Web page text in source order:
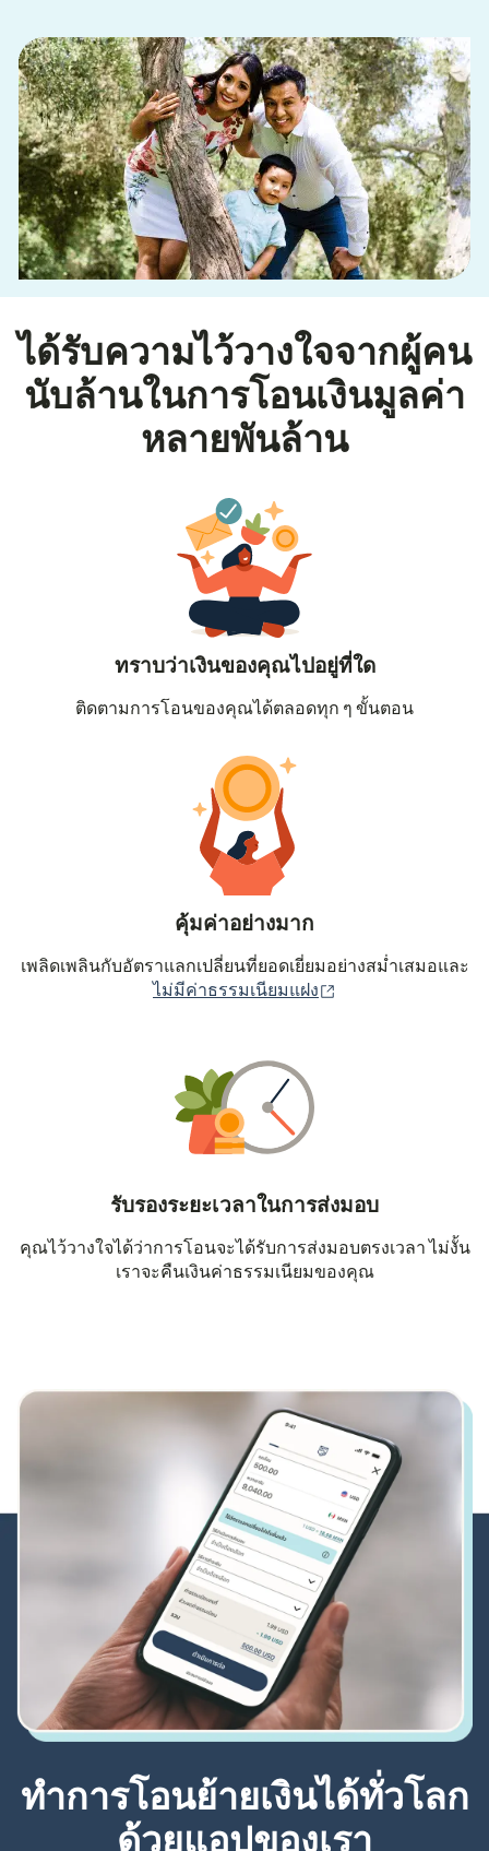
ได้รับความไว้วางใจจากผู้คน
นับล้านในการโอนเงินมูลค่า
หลายพันล้าน
ทราบว่าเงินของคุณไปอยู่ที่ใด
ติดตามการโอนของคุณได้ตลอดทุก ๆ ขั้นตอน
คุ้มค่าอย่างมาก
เพลิดเพลินกับอัตราแลกเปลี่ยนที่ยอดเยี่ยมอย่างสม่ำเสมอและ
ไม่มีค่าธรรมเนียมแฝง
รับรองระยะเวลาในการส่งมอบ
คุณไว้วางใจได้ว่าการโอนจะได้รับการส่งมอบตรงเวลา ไม่งั้น
เราจะคืนเงินค่าธรรมเนียมของคุณ
ทำการโอนย้ายเงินได้ทั่วโลก
ด้วยแอปของเรา